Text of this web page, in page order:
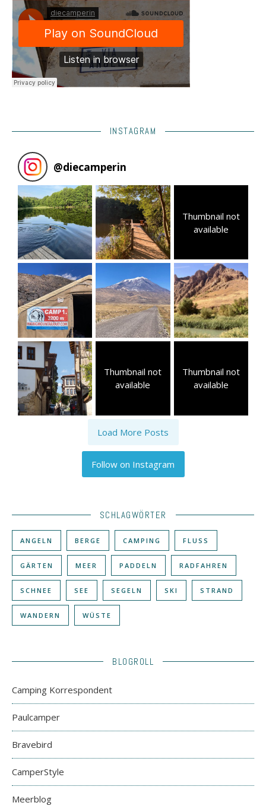
INSTAGRAM
@diecamperin
Thumbnail not
available
Thumbnail not
available
Thumbnail not
available
Load More Posts
Follow on Instagram
SCHLAGWÖRTER
ANGELN BERGE CAMPING FLUSS
GÄRTEN MEER PADDELN RADFAHREN
SCHNEE SEE SEGELN SKI STRAND
WANDERN WÜSTE
BLOGROLL
Camping Korrespondent
Paulcamper
Bravebird
CamperStyle
Meerblog